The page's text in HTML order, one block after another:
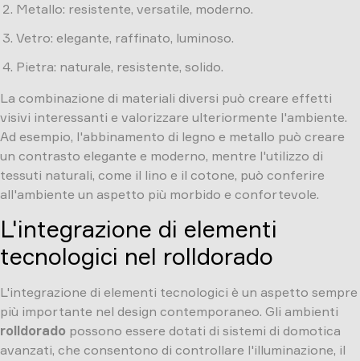
Metallo: resistente, versatile, moderno.
Vetro: elegante, raffinato, luminoso.
Pietra: naturale, resistente, solido.
La combinazione di materiali diversi può creare effetti
visivi interessanti e valorizzare ulteriormente l'ambiente.
Ad esempio, l'abbinamento di legno e metallo può creare
un contrasto elegante e moderno, mentre l'utilizzo di
tessuti naturali, come il lino e il cotone, può conferire
all'ambiente un aspetto più morbido e confortevole.
L'integrazione di elementi
tecnologici nel rolldorado
L'integrazione di elementi tecnologici è un aspetto sempre
più importante nel design contemporaneo. Gli ambienti
rolldorado possono essere dotati di sistemi di domotica
avanzati, che consentono di controllare l'illuminazione, il